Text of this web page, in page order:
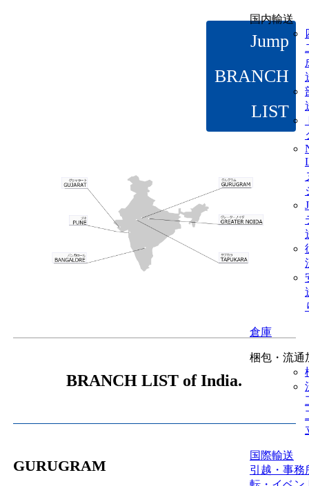
国内輸送
倉庫
梱包・流通
国際輸送
引越・事務
Jump
BRANCH
LIST
BRANCH LIST of India.
GURUGRAM